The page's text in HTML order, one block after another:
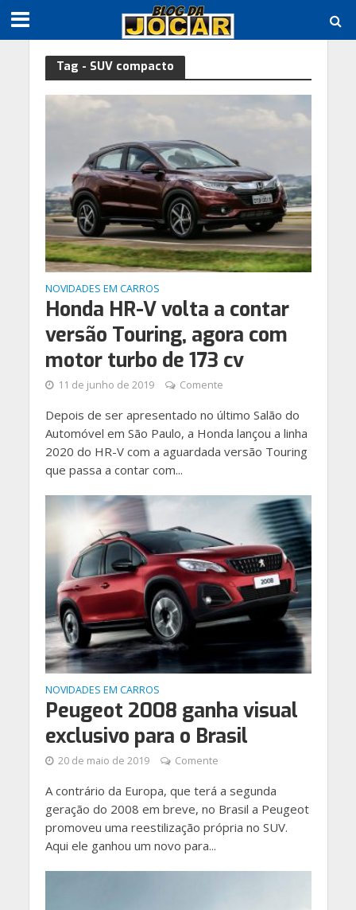
Tag - SUV compacto
NOVIDADES EM CARROS
Honda HR-V volta a contar
versão Touring, agora com
motor turbo de 173 cv
11 de junho de 2019 Comente
Depois de ser apresentado no último Salão do
Automóvel em São Paulo, a Honda lançou a linha
2020 do HR-V com a aguardada versão Touring
que passa a contar com...
NOVIDADES EM CARROS
Peugeot 2008 ganha visual
exclusivo para o Brasil
20 de maio de 2019 Comente
A contrário da Europa, que terá a segunda
geração do 2008 em breve, no Brasil a Peugeot
promoveu uma reestilização própria no SUV.
Aqui ele ganhou um novo para...